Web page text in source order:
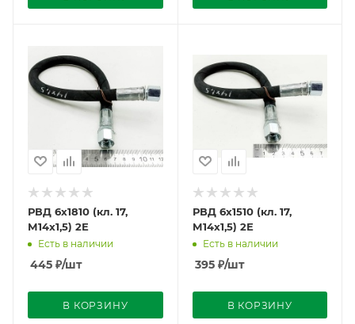
РВД 6х1810 (кл. 17,
М14х1,5) 2Е
Есть в наличии
445 ₽/шт
В КОРЗИНУ
РВД 6х1510 (кл. 17,
М14х1,5) 2Е
Есть в наличии
395₽/шт
В КОРЗИНУ